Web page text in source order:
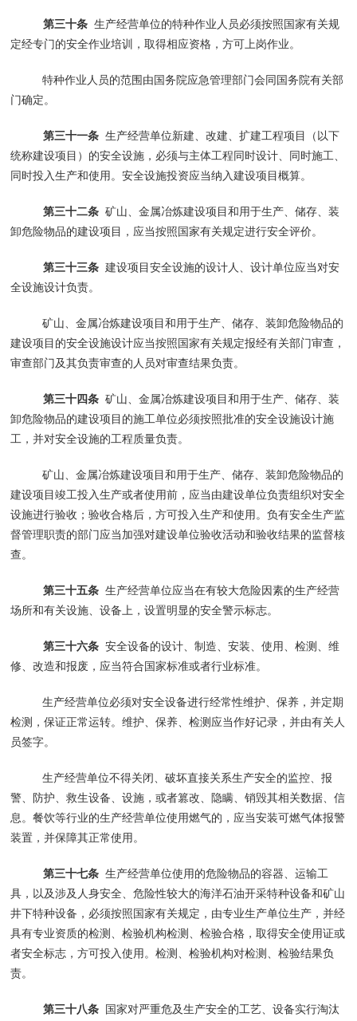
第三十条 生产经营单位的特种作业人员必须按照国家有关规
定经专门的安全作业培训，取得相应资格，方可上岗作业。
特种作业人员的范围由国务院应急管理部门会同国务院有关部
门确定。
第三十一条生产经营单位新建、改建、扩建工程项目（以下
统称建设项目）的安全设施，必须与主体工程同时设计、同时施工、
同时投入生产和使用。安全设施投资应当纳入建设项目概算。
第三十二条矿山、金属冶炼建设项目和用于生产、储存、装
卸危险物品的建设项目，应当按照国家有关规定进行安全评价。
第三十三条建设项目安全设施的设计人、设计单位应当对安
全设施设计负责。
矿山、金属冶炼建设项目和用于生产、储存、装卸危险物品的
建设项目的安全设施设计应当按照国家有关规定报经有关部门审查，
审查部门及其负责审查的人员对审查结果负责。
第三十四条矿山、金属冶炼建设项目和用于生产、储存、装
卸危险物品的建设项目的施工单位必须按照批准的安全设施设计施
工，并对安全设施的工程质量负责。
矿山、金属冶炼建设项目和用于生产、储存、装卸危险物品的
建设项目竣工投入生产或者使用前，应当由建设单位负责组织对安全
设施进行验收；验收合格后，方可投入生产和使用。负有安全生产监
督管理职责的部门应当加强对建设单位验收活动和验收结果的监督核
查。
第三十五条生产经营单位应当在有较大危险因素的生产经营
场所和有关设施、设备上，设置明显的安全警示标志。
第三十六条安全设备的设计、制造、安装、使用、检测、维
修、改造和报废，应当符合国家标准或者行业标准。
生产经营单位必须对安全设备进行经常性维护、保养，并定期
检测，保证正常运转。维护、保养、检测应当作好记录，并由有关人
员签字。
生产经营单位不得关闭、破坏直接关系生产安全的监控、报
警、防护、救生设备、设施，或者篡改、隐瞒、销毁其相关数据、信
息。餐饮等行业的生产经营单位使用燃气的，应当安装可燃气体报警
装置，并保障其正常使用。
第三十七条生产经营单位使用的危险物品的容器、运输工
具，以及涉及人身安全、危险性较大的海洋石油开采特种设备和矿山
井下特种设备，必须按照国家有关规定，由专业生产单位生产，并经
具有专业资质的检测、检验机构检测、检验合格，取得安全使用证或
者安全标志，方可投入使用。检测、检验机构对检测、检验结果负
责。
第三十八条国家对严重危及生产安全的工艺、设备实行淘汰